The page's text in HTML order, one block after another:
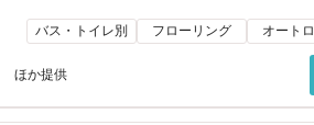
バス・トイレ別 フローリング オート
ほか提供